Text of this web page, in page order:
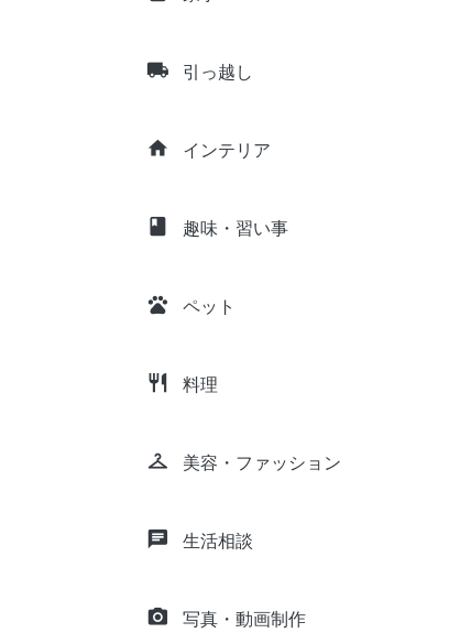
local_shipping 引っ越し
home インテリア
class 趣味・習い事
pets ペット
restaurant 料理
checkroom 美容・ファッション
chat 生活相談
camera_alt 写真・動画制作